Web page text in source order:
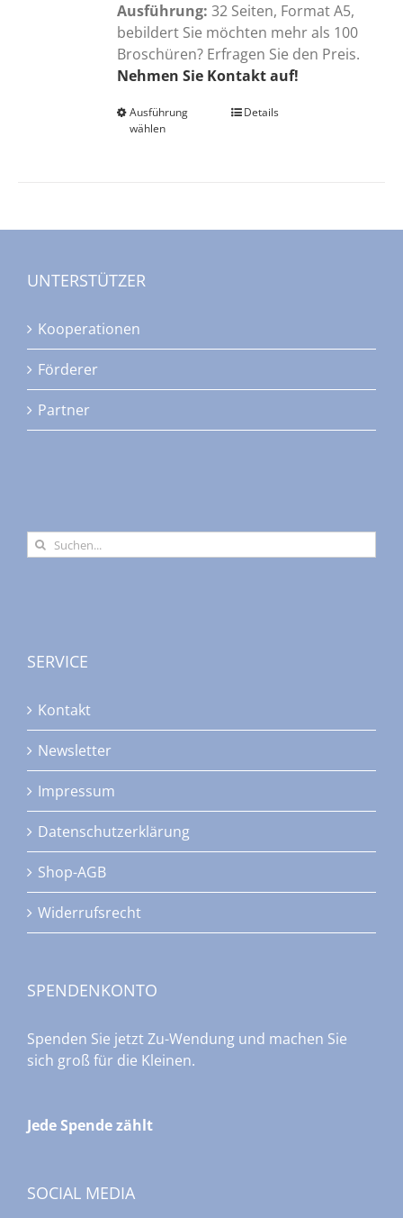
Ausführung: 32 Seiten, Format A5,
bebildert Sie möchten mehr als 100
Broschüren? Erfragen Sie den Preis.
Nehmen Sie Kontakt auf!
Ausführung
wählen
Dieses
Produktseite
werden
Details
UNTERSTÜTZER
Kooperationen
Förderer
Partner
Suche
nach:
SERVICE
Kontakt
Newsletter
Impressum
Datenschutzerklärung
Shop-AGB
Widerrufsrecht
SPENDENKONTO
Spenden Sie jetzt Zu-Wendung und machen Sie
sich groß für die Kleinen.
Jede Spende zählt
SOCIAL MEDIA